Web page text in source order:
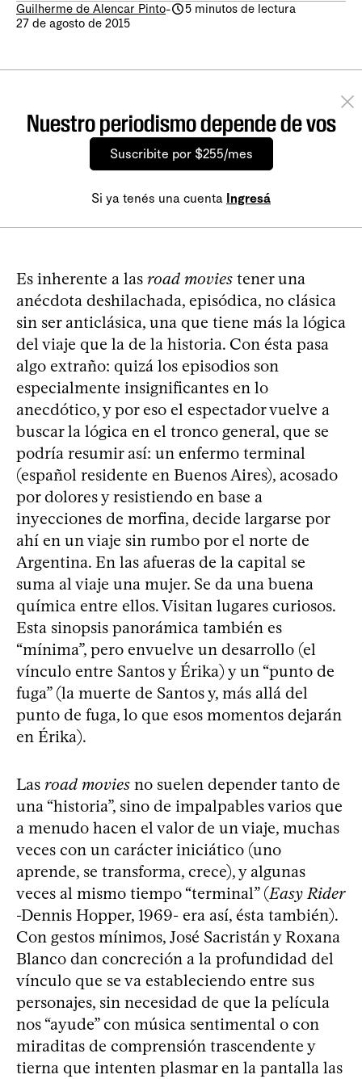
Guilherme de Alencar Pinto-
5 minutos de lectura
27 de agosto de 2015
Nuestro periodismo depende de vos
Suscribite por $255/mes
Si ya tenés una cuenta Ingresá
Es inherente a las road movies tener una
anécdota deshilachada, episódica, no clásica
sin ser anticlásica, una que tiene más la lógica
del viaje que la de la historia. Con ésta pasa
algo extraño: quizá los episodios son
especialmente insignificantes en lo
anecdótico, y por eso el espectador vuelve a
buscar la lógica en el tronco general, que se
podría resumir así: un enfermo terminal
(español residente en Buenos Aires), acosado
por dolores y resistiendo en base a
inyecciones de morfina, decide largarse por
ahí en un viaje sin rumbo por el norte de
Argentina. En las afueras de la capital se
suma al viaje una mujer. Se da una buena
química entre ellos. Visitan lugares curiosos.
Esta sinopsis panorámica también es
“mínima”, pero envuelve un desarrollo (el
vínculo entre Santos y Érika) y un “punto de
fuga” (la muerte de Santos y, más allá del
punto de fuga, lo que esos momentos dejarán
en Érika).
Las road movies no suelen depender tanto de
una “historia”, sino de impalpables varios que
a menudo hacen el valor de un viaje, muchas
veces con un carácter iniciático (uno
aprende, se transforma, crece), y algunas
veces al mismo tiempo “terminal” (Easy Rider
-Dennis Hopper, 1969- era así, ésta también).
Con gestos mínimos, José Sacristán y Roxana
Blanco dan concreción a la profundidad del
vínculo que se va estableciendo entre sus
personajes, sin necesidad de que la película
nos “ayude” con música sentimental o con
miraditas de comprensión trascendente y
tierna que intenten plasmar en la pantalla las